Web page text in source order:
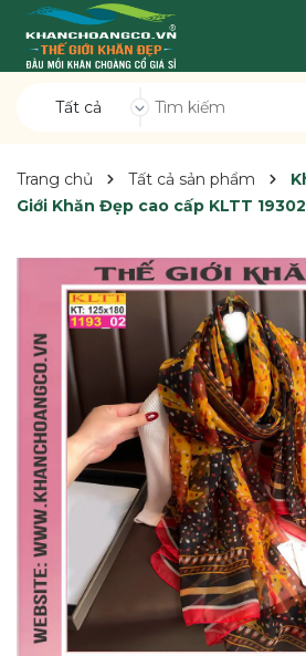
Tất cả
Trang chủ Tất cả sản phẩm
Giới Khăn Đẹp cao cấp KLTT 19302